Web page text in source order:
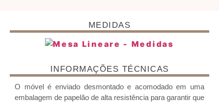
MEDIDAS
INFORMAÇÕES TÉCNICAS
O móvel é enviado desmontado e acomodado em uma
embalagem de papelão de alta resistência para garantir que